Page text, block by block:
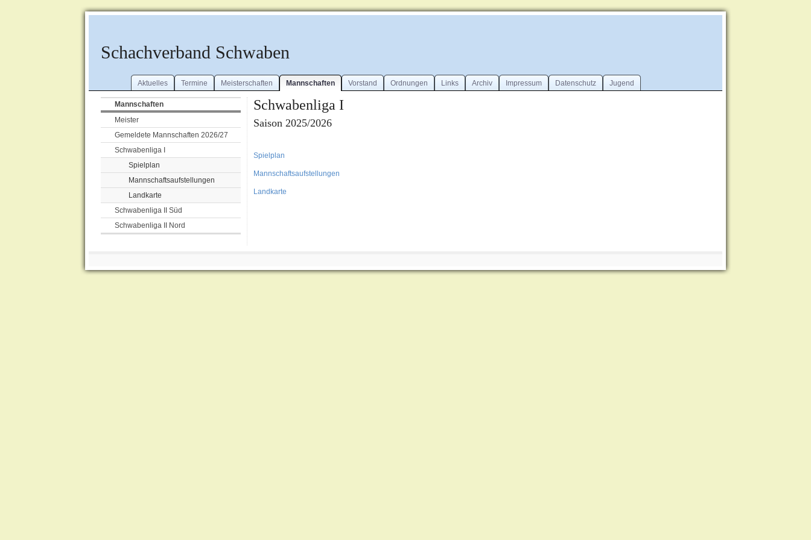
Schachverband Schwaben
Aktuelles Termine Meisterschaften Mannschaften Vorstand Ordnungen Links Archiv Impressum Datenschutz Jugend
Mannschaften
Meister
Gemeldete Mannschaften 2026/27
Schwabenliga I
Spielplan
Mannschaftsaufstellungen
Landkarte
Schwabenliga II Süd
Schwabenliga II Nord
Schwabenliga I
Saison 2025/2026
Spielplan
Mannschaftsaufstellungen
Landkarte